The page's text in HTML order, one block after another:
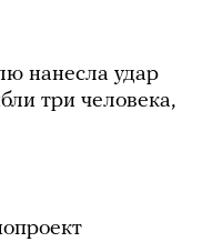
нанесла удар
три человека,